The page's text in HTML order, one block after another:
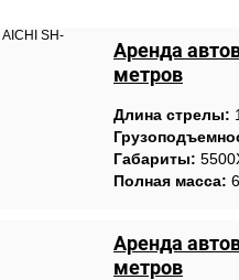
Аренда
метрoв
Длина стрелы:
Габариты:
Полная масса:
Аренда
метрoв